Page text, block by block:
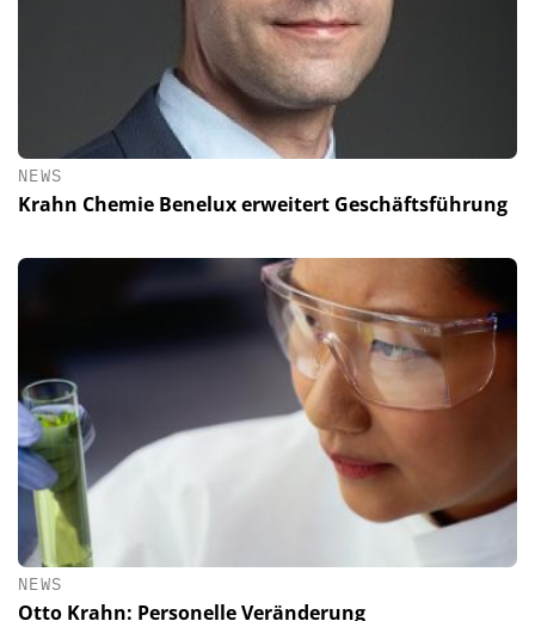
NEWS
Krahn Chemie Benelux erweitert Geschäftsführung
NEWS
Otto Krahn: Personelle Veränderung